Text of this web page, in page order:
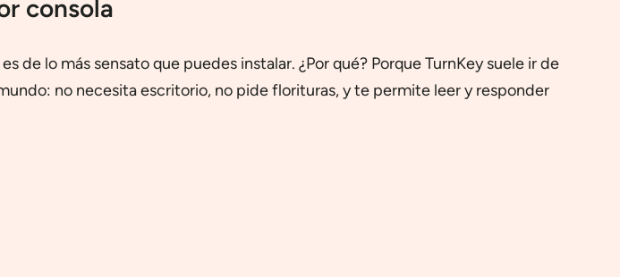
consola
de lo más sensato que puedes instalar. ¿Por qué? Porque TurnKey suele ir de
no necesita escritorio, no pide florituras, y te permite leer y responder